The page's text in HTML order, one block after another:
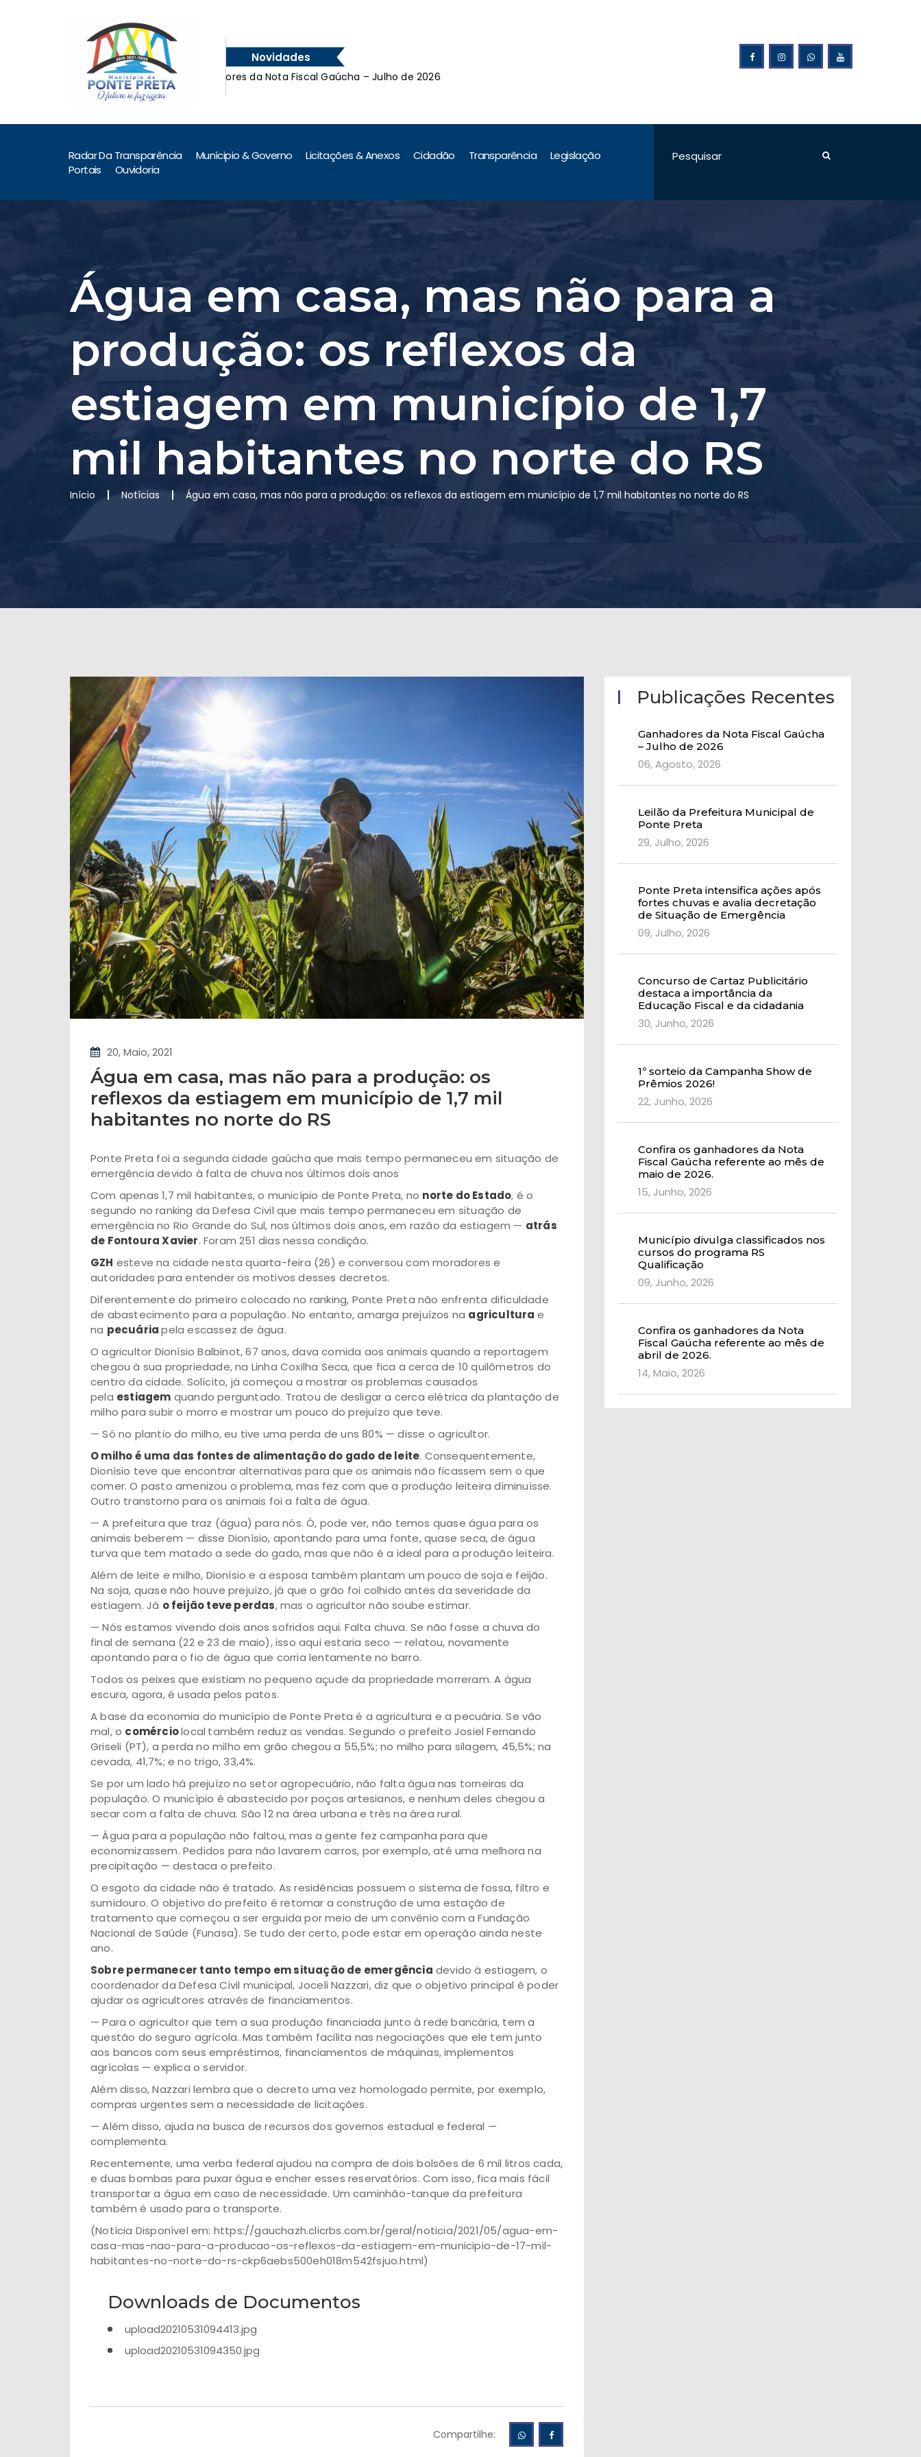
Novidades
Ganhadores da Nota Fiscal Gaúcha – Julho de 2026
Radar Da Transparência Munícipio & Governo Licitações & Anexos Cidadão Transparência
Legislação
Portais
Ouvidoria
Água em casa, mas não para a
produção: os reflexos da
estiagem em município de 1,7
mil habitantes no norte do RS
Início Notícias Água em casa, mas não para a produção: os reflexos da estiagem em município de 1,7 mil habitantes no norte do RS
20, Maio, 2021
Água em casa, mas não para a produção: os
reflexos da estiagem em município de 1,7 mil
habitantes no norte do RS
Ponte Preta foi a segunda cidade gaúcha que mais tempo permaneceu em situação de
emergência devido à falta de chuva nos últimos dois anos
Com apenas 1,7 mil habitantes, o município de Ponte Preta, no norte do Estado, é o
segundo no ranking da Defesa Civil que mais tempo permaneceu em situação de
emergência no Rio Grande do Sul, nos últimos dois anos, em razão da estiagem — atrás
de Fontoura Xavier. Foram 251 dias nessa condição.
GZH esteve na cidade nesta quarta-feira (26) e conversou com moradores e
autoridades para entender os motivos desses decretos.
Diferentemente do primeiro colocado no ranking, Ponte Preta não enfrenta dificuldade
de abastecimento para a população. No entanto, amarga prejuízos na agricultura e
na pecuáriapela escassez de água.
O agricultor Dionísio Balbinot, 67 anos, dava comida aos animais quando a reportagem
chegou à sua propriedade, na Linha Coxilha Seca, que fica a cerca de 10 quilômetros do
centro da cidade. Solícito, já começou a mostrar os problemas causados
pela estiagem quando perguntado. Tratou de desligar a cerca elétrica da plantação de
milho para subir o morro e mostrar um pouco do prejuízo que teve.
— Só no plantio do milho, eu tive uma perda de uns 80% — disse o agricultor.
O milho é uma das fontes de alimentação do gado de leite. Consequentemente,
Dionísio teve que encontrar alternativas para que os animais não ficassem sem o que
comer. O pasto amenizou o problema, mas fez com que a produção leiteira diminuísse.
Outro transtorno para os animais foi a falta de água.
— A prefeitura que traz (água) para nós. Ó, pode ver, não temos quase água para os
animais beberem — disse Dionísio, apontando para uma fonte, quase seca, de água
turva que tem matado a sede do gado, mas que não é a ideal para a produção leiteira.
Além de leite e milho, Dionísio e a esposa também plantam um pouco de soja e feijão.
Na soja, quase não houve prejuízo, já que o grão foi colhido antes da severidade da
estiagem. Já o feijão teve perdas, mas o agricultor não soube estimar.
— Nós estamos vivendo dois anos sofridos aqui. Falta chuva. Se não fosse a chuva do
final de semana (22 e 23 de maio), isso aqui estaria seco — relatou, novamente
apontando para o fio de água que corria lentamente no barro.
Todos os peixes que existiam no pequeno açude da propriedade morreram. A água
escura, agora, é usada pelos patos.
A base da economia do município de Ponte Preta é a agricultura e a pecuária. Se vão
mal, o comérciolocal também reduz as vendas. Segundo o prefeito Josiel Fernando
Griseli (PT), a perda no milho em grão chegou a 55,5%; no milho para silagem, 45,5%; na
cevada, 41,7%; e no trigo, 33,4%.
Se por um lado há prejuízo no setor agropecuário, não falta água nas torneiras da
população. O município é abastecido por poços artesianos, e nenhum deles chegou a
secar com a falta de chuva. São 12 na área urbana e três na área rural.
— Água para a população não faltou, mas a gente fez campanha para que
economizassem. Pedidos para não lavarem carros, por exemplo, até uma melhora na
precipitação — destaca o prefeito.
O esgoto da cidade não é tratado. As residências possuem o sistema de fossa, filtro e
sumidouro. O objetivo do prefeito é retomar a construção de uma estação de
tratamento que começou a ser erguida por meio de um convênio com a Fundação
Nacional de Saúde (Funasa). Se tudo der certo, pode estar em operação ainda neste
ano.
Sobre permanecer tanto tempo em situação de emergência devido à estiagem, o
coordenador da Defesa Civil municipal, Joceli Nazzari, diz que o objetivo principal é poder
ajudar os agricultores através de financiamentos.
— Para o agricultor que tem a sua produção financiada junto à rede bancária, tem a
questão do seguro agrícola. Mas também facilita nas negociações que ele tem junto
aos bancos com seus empréstimos, financiamentos de máquinas, implementos
agrícolas — explica o servidor.
Além disso, Nazzari lembra que o decreto uma vez homologado permite, por exemplo,
compras urgentes sem a necessidade de licitações.
— Além disso, ajuda na busca de recursos dos governos estadual e federal —
complementa.
Recentemente, uma verba federal ajudou na compra de dois bolsões de 6 mil litros cada,
e duas bombas para puxar água e encher esses reservatórios. Com isso, fica mais fácil
transportar a água em caso de necessidade. Um caminhão-tanque da prefeitura
também é usado para o transporte.
(Notícia Disponível em: https://gauchazh.clicrbs.com.br/geral/noticia/2021/05/agua-em-
casa-mas-nao-para-a-producao-os-reflexos-da-estiagem-em-municipio-de-17-mil-
habitantes-no-norte-do-rs-ckp6aebs500eh018m542fsjuo.html)
Downloads de Documentos
upload20210531094413.jpg
upload20210531094350.jpg
Compartilhe:
Publicações Recentes
Ganhadores da Nota Fiscal Gaúcha
– Julho de 2026
06, Agosto, 2026
Leilão da Prefeitura Municipal de
Ponte Preta
29, Julho, 2026
Ponte Preta intensifica ações após
fortes chuvas e avalia decretação
de Situação de Emergência
09, Julho, 2026
Concurso de Cartaz Publicitário
destaca a importância da
Educação Fiscal e da cidadania
30, Junho, 2026
1º sorteio da Campanha Show de
Prêmios 2026!
22, Junho, 2026
Confira os ganhadores da Nota
Fiscal Gaúcha referente ao mês de
maio de 2026.
15, Junho, 2026
Município divulga classificados nos
cursos do programa RS
Qualificação
09, Junho, 2026
Confira os ganhadores da Nota
Fiscal Gaúcha referente ao mês de
abril de 2026.
14, Maio, 2026